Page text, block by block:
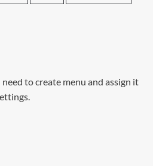
to create menu and assign it